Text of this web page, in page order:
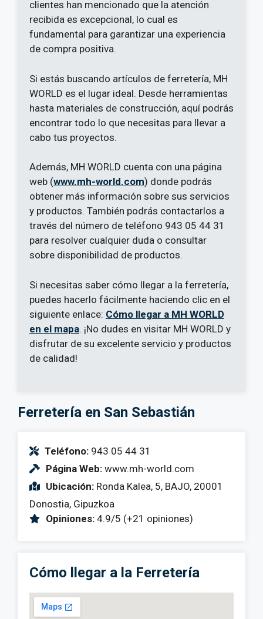
clientes han mencionado que la atención
recibida es excepcional, lo cual es
fundamental para garantizar una experiencia
de compra positiva.
Si estás buscando artículos de ferretería, MH
WORLD es el lugar ideal. Desde herramientas
hasta materiales de construcción, aquí podrás
encontrar todo lo que necesitas para llevar a
cabo tus proyectos.
Además, MH WORLD cuenta con una página
web (www.mh-world.com) donde podrás
obtener más información sobre sus servicios
y productos. También podrás contactarlos a
través del número de teléfono 943 05 44 31
para resolver cualquier duda o consultar
sobre disponibilidad de productos.
Si necesitas saber cómo llegar a la ferretería,
puedes hacerlo fácilmente haciendo clic en el
siguiente enlace: Cómo llegar a MH WORLD
en el mapa. ¡No dudes en visitar MH WORLD y
disfrutar de su excelente servicio y productos
de calidad!
Ferretería en San Sebastián
Teléfono: 943 05 44 31
Página Web: www.mh-world.com
Ubicación: Ronda Kalea, 5, BAJO, 20001
Donostia, Gipuzkoa
Opiniones: 4.9/5 (+21 opiniones)
Cómo llegar a la Ferretería